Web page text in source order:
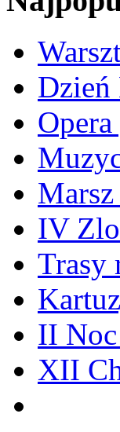
Dzień
IV
Trasy
II
XII